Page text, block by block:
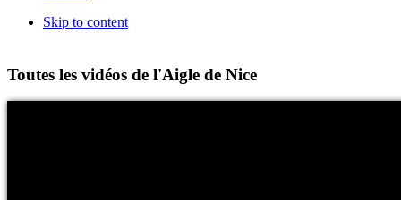
Skip to content
Toutes les vidéos de l'Aigle de Nice